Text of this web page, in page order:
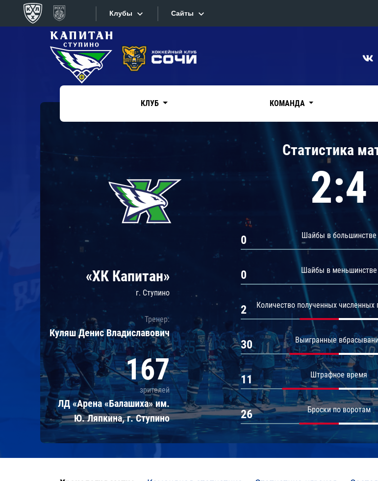
Клубы
Конференция «Запад»
Дивизион Боброва
Дивизион Тарасова
Динамо Мн
Динамо М
Локомотив
Шанхайские Драконы
Ак Барс
Дивизион Чернышева
Амур
Барыс
Сайты
Сайты
Текстовые трансляции
Фотобанк
КЛУБ КОМАНДА
«ХК Капитан»
г. Ступино
Тренер:
Куляш Денис Владиславович
167
зрителей
ЛД «Арена «Балашиха» им.
Ю. Ляпкина, г. Ступино
Статистика
2:4
Шайбы в большинстве
0
Шайбы в меньшинстве
0
Количество полученных
2
Выигранные
30
Штрафное время
11
Броски по воротам
26